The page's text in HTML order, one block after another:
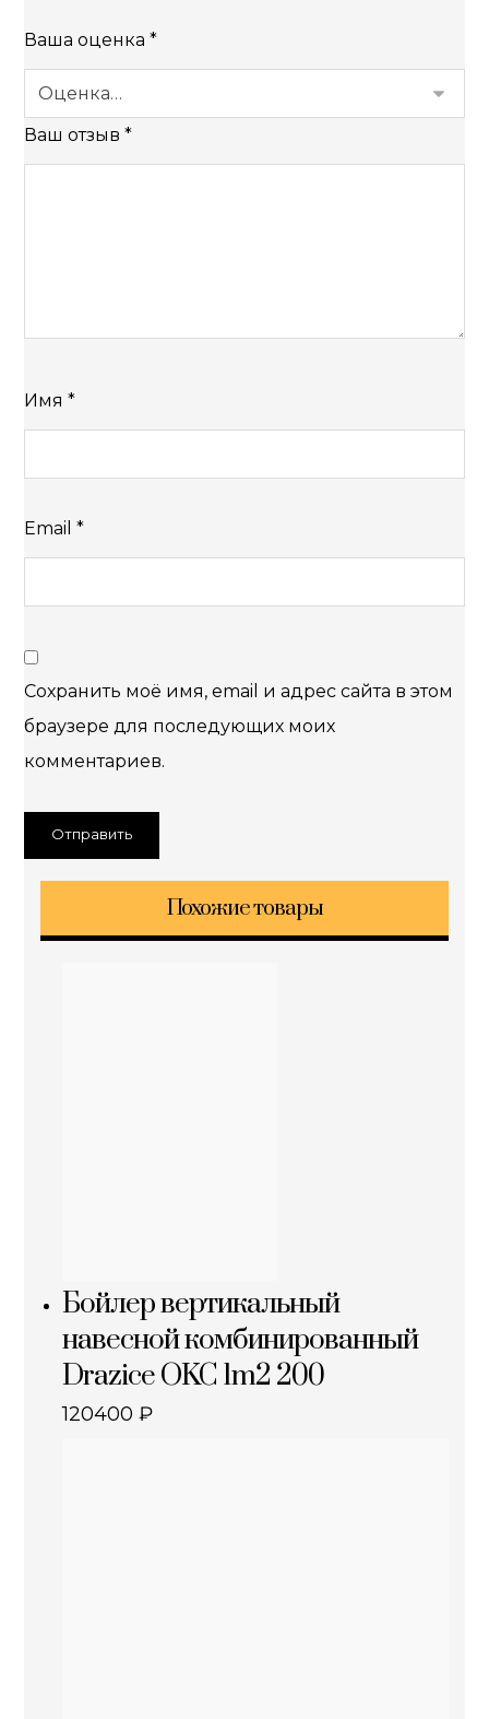
Ваша оценка*
Ваш отзыв*
Имя*
Email*
Сохранить моё имя, email и адрес сайта в этом
браузере для последующих моих
комментариев.
Похожие товары
Бойлер вертикальный
навесной комбинированный
Drazice OKC 1m2 200
120400₽